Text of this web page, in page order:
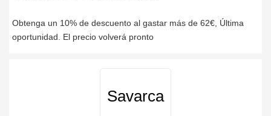
Obtenga un 10% de descuento al gastar más de 62€, Última
oportunidad. El precio volverá pronto
Savarca